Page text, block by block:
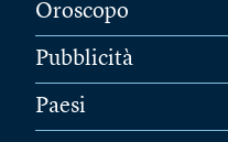
Oroscopo
Pubblicità
Paesi